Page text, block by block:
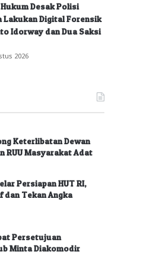
Desak Polisi
Lakukan Digital Forensik
Idorway dan Dua Saksi
2026
Keterlibatan Dewan
RUU Masyarakat Adat
Persiapan HUT RI,
dan Tekan Angka
Persetujuan
Minta Diakomodir